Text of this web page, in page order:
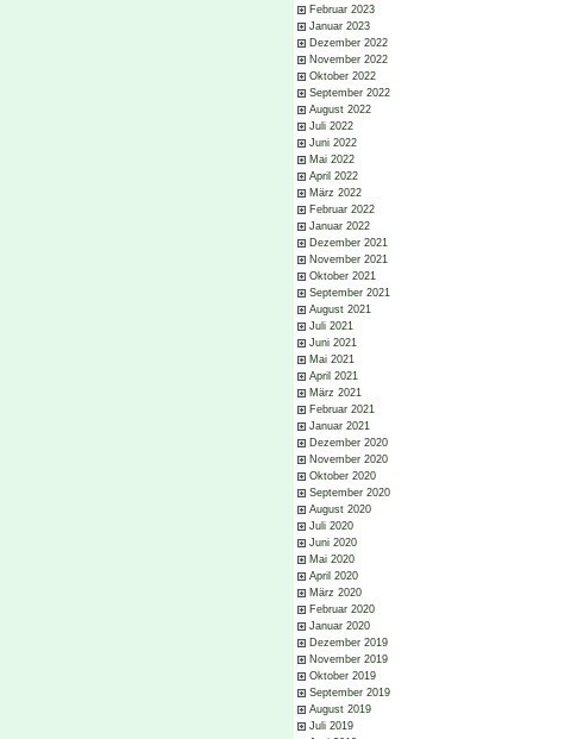
Februar 2023
Januar 2023
Dezember 2022
November 2022
Oktober 2022
September 2022
August 2022
Juli 2022
Juni 2022
Mai 2022
April 2022
März 2022
Februar 2022
Januar 2022
Dezember 2021
November 2021
Oktober 2021
September 2021
August 2021
Juli 2021
Juni 2021
Mai 2021
April 2021
März 2021
Februar 2021
Januar 2021
Dezember 2020
November 2020
Oktober 2020
September 2020
August 2020
Juli 2020
Juni 2020
Mai 2020
April 2020
März 2020
Februar 2020
Januar 2020
Dezember 2019
November 2019
Oktober 2019
September 2019
August 2019
Juli 2019